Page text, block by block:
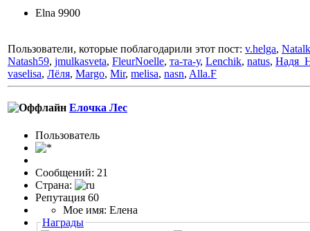
Elna 9900
Пользователи, которые поблагодарили этот пост: v.helga,
Natash59, jmulkasveta, FleurNoelle, та-та-у, Lenchik, natus,
vaselisa, Лёля, Margo, Mir, melisa, nasn, Alla.F
Елочка Лес
Пользоватeль
Сообщений: 21
Страна:
Репутация 60
Мое имя: Елена
Награды